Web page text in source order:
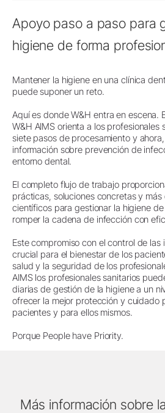
Apoyo paso a paso para
higiene de forma
Mantener la higiene en una clínica
puede suponer un reto.
Aquí es donde W&H entra en escena.
W&H AIMS orienta a los profesionales
siete pasos de procesamiento y
información sobre prevención de
entorno dental.
El completo flujo de trabajo
prácticas, soluciones concretas y más
científicos para gestionar la higiene
romper la cadena de infección con
Este compromiso con el control de las
crucial para el bienestar de los
salud y la seguridad de los
AIMS los profesionales sanitarios
diarias de gestión de la higiene a un
ofrecer la mejor protección y cuidado
pacientes y para ellos mismos.
Porque People have Priority.
Más información sobre